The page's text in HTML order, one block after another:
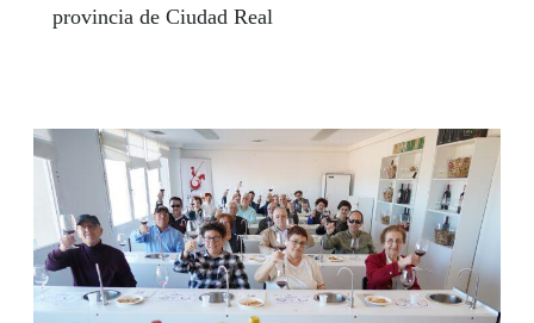
provincia de Ciudad Real